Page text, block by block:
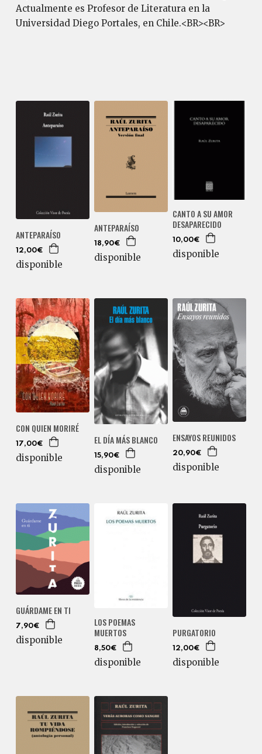
Actualmente es Profesor de Literatura en la
Universidad Diego Portales, en Chile.<BR><BR>
ANTEPARAÍSO
12,00€
disponible
ANTEPARAÍSO
18,90€
disponible
CANTO A SU AMOR
DESAPARECIDO
10,00€
disponible
CON QUIEN MORIRÉ
17,00€
disponible
EL DÍA MÁS BLANCO
15,90€
disponible
ENSAYOS REUNIDOS
20,90€
disponible
GUÁRDAME EN TI
7,90€
disponible
LOS POEMAS
MUERTOS
8,50€
disponible
PURGATORIO
12,00€
disponible